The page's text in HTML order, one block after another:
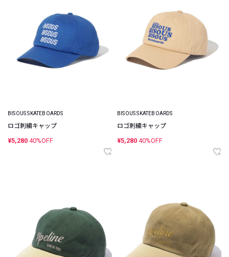
BISOUS SKATEBOARDS
ロゴ刺繍キャップ
¥5,280 40%OFF
BISOUS SKATEBOARDS
ロゴ刺繍キャップ
¥5,280 40%OFF